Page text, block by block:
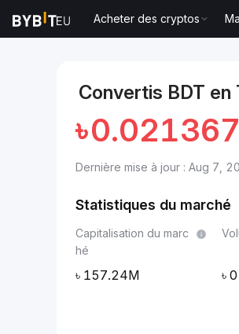
Acheter des cryptos
Convertis BDT en
৳
Dernière mise à jour : Aug 7,
Statistiques du marché
Capitalisation du marc
hé
157.24M 0